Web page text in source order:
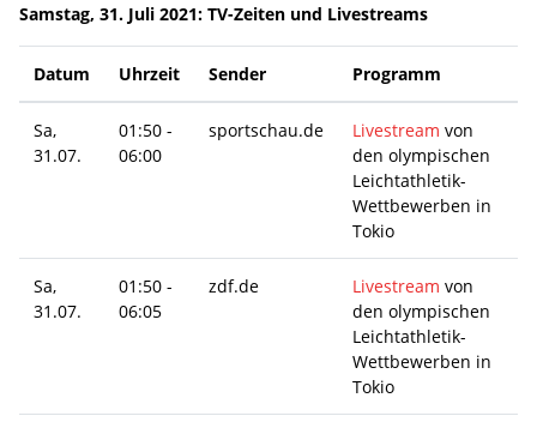
Samstag, 31. Juli 2021: TV-Zeiten und Livestreams
Datum Uhrzeit Sender Programm
Sa,
31.07.
01:50 -
06:00
sportschau.de Livestream von
den olympischen
Leichtathletik-
Wettbewerben in
Tokio
Sa,
31.07.
01:50 -
06:05
zdf.de Livestream von
den olympischen
Leichtathletik-
Wettbewerben in
Tokio